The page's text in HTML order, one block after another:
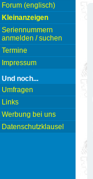
Forum (englisch)
Kleinanzeigen
Seriennummern
anmelden / suchen
Termine
Impressum
Und noch...
Umfragen
Links
Werbung bei uns
Datenschutzklausel